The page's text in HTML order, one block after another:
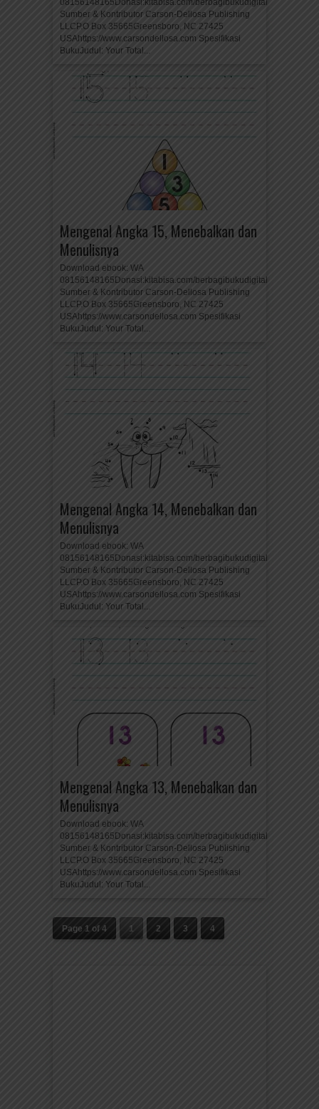
08156148165Donasi:kitabisa.com/berbagibukudigital
Sumber & Kontributor Carson-Dellosa Publishing
LLCP.O Box 35665Greensboro, NC 27425
USAhttps://www.carsondellosa.com Spesifikasi
BukuJudul: Your Total...
Mengenal Angka 15, Menebalkan dan
Menulisnya
Download ebook: WA
08156148165Donasi:kitabisa.com/berbagibukudigital
Sumber & Kontributor Carson-Dellosa Publishing
LLCP.O Box 35665Greensboro, NC 27425
USAhttps://www.carsondellosa.com Spesifikasi
BukuJudul: Your Total...
Mengenal Angka 14, Menebalkan dan
Menulisnya
Download ebook: WA
08156148165Donasi:kitabisa.com/berbagibukudigital
Sumber & Kontributor Carson-Dellosa Publishing
LLCP.O Box 35665Greensboro, NC 27425
USAhttps://www.carsondellosa.com Spesifikasi
BukuJudul: Your Total...
Mengenal Angka 13, Menebalkan dan
Menulisnya
Download ebook: WA
08156148165Donasi:kitabisa.com/berbagibukudigital
Sumber & Kontributor Carson-Dellosa Publishing
LLCP.O Box 35665Greensboro, NC 27425
USAhttps://www.carsondellosa.com Spesifikasi
BukuJudul: Your Total...
Page 1 of 4 1 2 3 4